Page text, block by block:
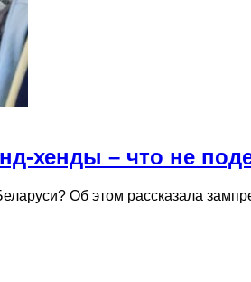
хенды – что не
Об этом рассказала